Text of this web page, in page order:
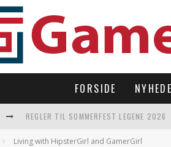
FORSIDE
REGLER TIL SOMMERFEST LEGENE 2026
SUBNAUTICA 2 TAGER OS TILBAGE
Living with HipsterGirl and GamerGirl